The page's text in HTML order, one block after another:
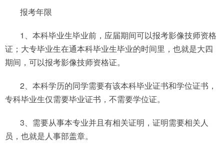
报考年限
1、本科毕业生毕业前，应届期间可以报考影像技师资格
证；大专毕业生在通本科毕业生毕业的时间里，也就是大四
期间，可以报考影像技师资格证。
2、本科学历的同学需要有该本科毕业证书和学位证书，
专科毕业生仅需要毕业证书，不需要学位证。
3、需要从事本专业并且有相关证明，证明需要相关人
员，也就是人事部盖章。